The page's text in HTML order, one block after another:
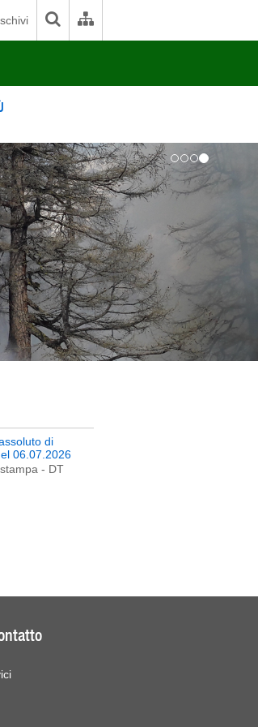
Next
di
06.07.2026
- DT